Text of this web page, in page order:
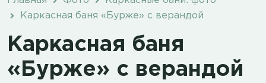
Каркасная баня «Бурже» с верандой
Каркасная баня
«Бурже» с верандой